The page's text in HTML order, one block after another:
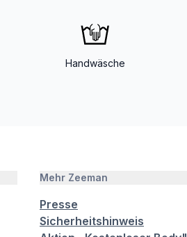
Handwäsche
Mehr Zeeman
Presse
Sicherheitshinweis